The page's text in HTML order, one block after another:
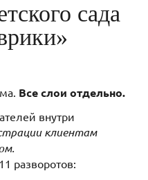
сада
Все слои отдельно.
внутри
клиентам
11 разворотов: